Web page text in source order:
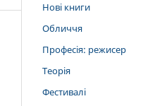
Нові книги
Обличчя
Професія: режисер
Теорія
Фестивалі